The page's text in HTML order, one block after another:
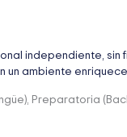
independiente, sin
un ambiente
Preparatoria